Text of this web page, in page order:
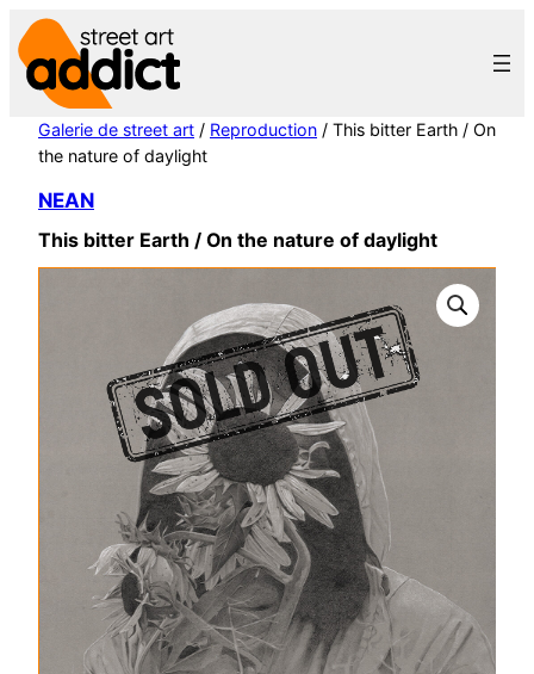
Aller
au
contenu
Galerie de street art / Reproduction / This bitter Earth / On
the nature of daylight
NEAN
This bitter Earth / On the nature of daylight